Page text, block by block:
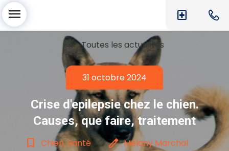
local_hospital
menu
chevron_left Toutes les actualités
31 octobre 2024
Crise d'epilepsie chez le chien.
Causes, que faire, traitement
bookmark_border Chien, Santé edit Mélany Marchal